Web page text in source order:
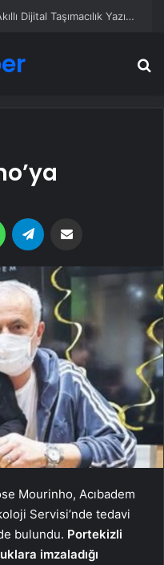
UETDS Nedir ? Uetds.com İle Akıllı Dijital Taşımacılık Yazılımı
WhatsApp
Mourinho, Acıbadem
Servisi’nde tedavi
bulundu. Portekizli
imzaladığı